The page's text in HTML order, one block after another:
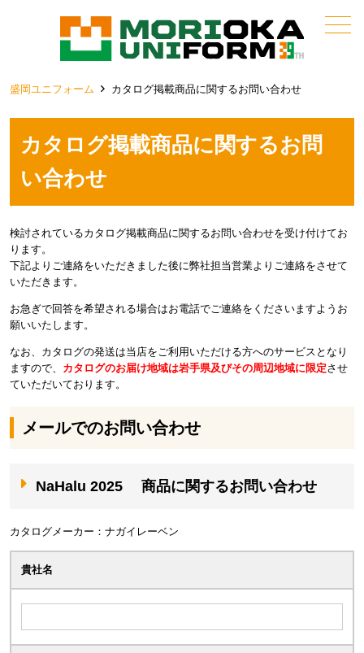
メニュー
盛岡ユニフォーム カタログ掲載商品に関するお問い合わせ
カタログ掲載商品に関するお問
い合わせ
検討されているカタログ掲載商品に関するお問い合わせを受け付けてお
ります。
下記よりご連絡をいただきました後に弊社担当営業よりご連絡をさせて
いただきます。
お急ぎで回答を希望される場合はお電話でご連絡をくださいますようお
願いいたします。
なお、カタログの発送は当店をご利用いただける方へのサービスとなり
ますので、 カタログのお届け地域は岩手県及びその周辺地域に限定させ
ていただいております。
メールでのお問い合わせ
NaHalu 2025 商品に関するお問い合わせ
カタログメーカー：ナガイレーベン
貴社名